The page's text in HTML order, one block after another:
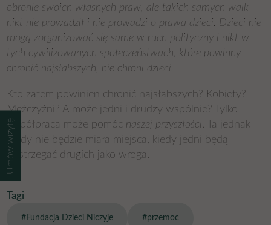
Umów wizytę
obronie swoich własnych praw, ale takich samych walk
nikt nie prowadził i nie prowadzi o prawa dzieci. Dzieci nie
mogą zorganizować się same w ruch polityczny i nikt w
tych cywilizowanych społeczeństwach, które powinny
chronić najsłabszych, nie chroni dzieci.
Kto zatem powinien chronić najsłabszych? Kobiety?
Mężczyźni? A może jedni i drudzy wspólnie? Tylko
współpraca może pomóc naszej przyszłości. Ta jednak
nigdy nie będzie miała miejsca, kiedy jedni będą
postrzegać drugich jako wroga.
Tagi
#Fundacja Dzieci Niczyje #przemoc